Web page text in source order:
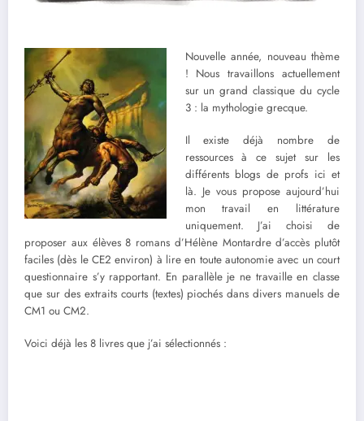
Nouvelle année, nouveau thème
! Nous travaillons actuellement
sur un grand classique du cycle
3 : la mythologie grecque.
Il existe déjà nombre de
ressources à ce sujet sur les
différents blogs de profs ici et
là. Je vous propose aujourd’hui
mon travail en littérature
uniquement. J’ai choisi de
proposer aux élèves 8 romans d’Hélène Montardre d’accès plutôt
faciles (dès le CE2 environ) à lire en toute autonomie avec un court
questionnaire s’y rapportant. En parallèle je ne travaille en classe
que sur des extraits courts (textes) piochés dans divers manuels de
CM1 ou CM2.
Voici déjà les 8 livres que j’ai sélectionnés :